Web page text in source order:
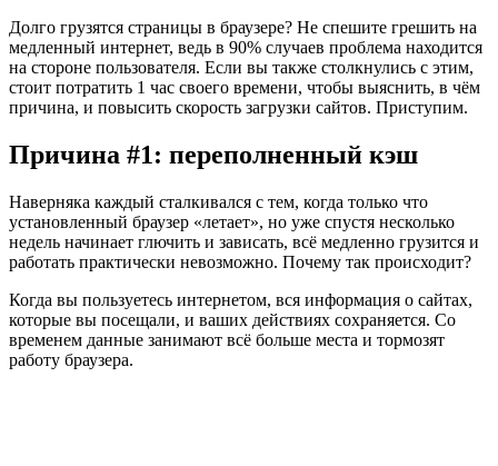
Долго грузятся страницы в браузере? Не спешите грешить на
медленный интернет, ведь в 90% случаев проблема находится
на стороне пользователя. Если вы также столкнулись с этим,
стоит потратить 1 час своего времени, чтобы выяснить, в чём
причина, и повысить скорость загрузки сайтов. Приступим.
Причина #1: переполненный кэш
Наверняка каждый сталкивался с тем, когда только что
установленный браузер «летает», но уже спустя несколько
недель начинает глючить и зависать, всё медленно грузится и
работать практически невозможно. Почему так происходит?
Когда вы пользуетесь интернетом, вся информация о сайтах,
которые вы посещали, и ваших действиях сохраняется. Со
временем данные занимают всё больше места и тормозят
работу браузера.